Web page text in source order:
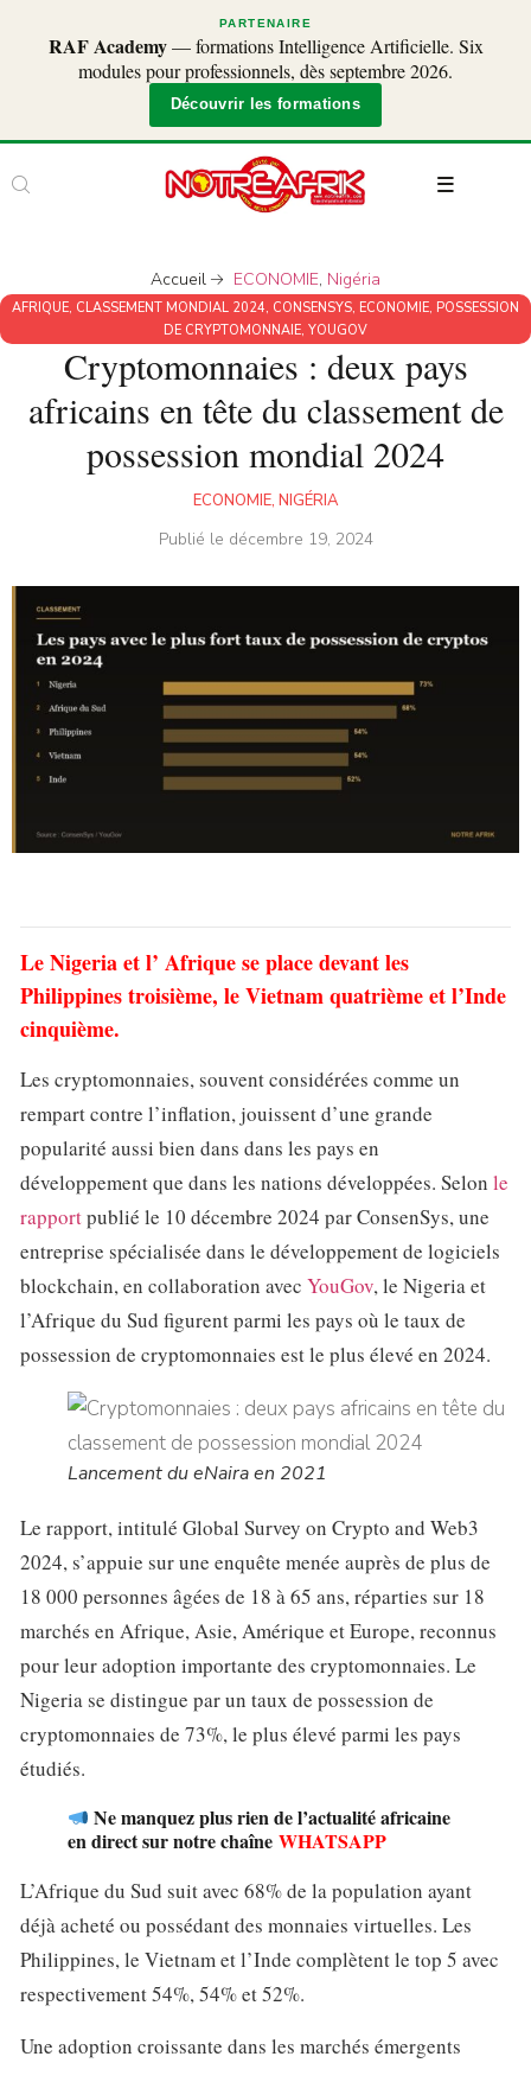
PARTENAIRE
RAF Academy— formations Intelligence Artificielle. Six
modules pour professionnels, dès septembre 2026.
Découvrir les formations
Accueil ECONOMIE, Nigéria
AFRIQUE, CLASSEMENT MONDIAL 2024, CONSENSYS, ECONOMIE, POSSESSION
DE CRYPTOMONNAIE, YOUGOV
Cryptomonnaies : deux pays
africains en tête du classement de
possession mondial 2024
ECONOMIE, NIGÉRIA
Publié le décembre 19, 2024
Le Nigeria et l’ Afrique se place devant les
Philippines troisième, le Vietnam quatrième et l’Inde
cinquième.
Les cryptomonnaies, souvent considérées comme un
rempart contre l’inflation, jouissent d’une grande
popularité aussi bien dans dans les pays en
développement que dans les nations développées. Selon le
rapportpublié le 10 décembre 2024 par ConsenSys, une
entreprise spécialisée dans le développement de logiciels
blockchain, en collaboration avec YouGov, le Nigeria et
l’Afrique du Sud figurent parmi les pays où le taux de
possession de cryptomonnaies est le plus élevé en 2024.
Lancement du eNaira en 2021
Le rapport, intitulé Global Survey on Crypto and Web3
2024, s’appuie sur une enquête menée auprès de plus de
18 000 personnes âgées de 18 à 65 ans, réparties sur 18
marchés en Afrique, Asie, Amérique et Europe, reconnus
pour leur adoption importante des cryptomonnaies. Le
Nigeria se distingue par un taux de possession de
cryptomonnaies de 73%, le plus élevé parmi les pays
étudiés.
Ne manquez plus rien de l’actualité africaine
en direct sur notre chaîne WHATSAPP
L’Afrique du Sud suit avec 68% de la population ayant
déjà acheté ou possédant des monnaies virtuelles. Les
Philippines, le Vietnam et l’Inde complètent le top 5 avec
respectivement 54%, 54% et 52%.
Une adoption croissante dans les marchés émergents